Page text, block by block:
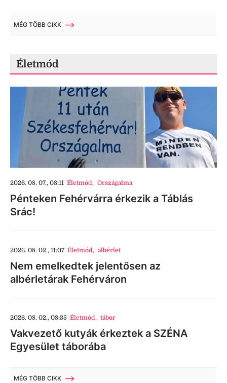
MÉG TÖBB CIKK
Életmód
2026. 08. 07., 08:11 Életmód, Országalma
Pénteken Fehérvárra érkezik a Táblás
Srác!
2026. 08. 02., 11:07 Életmód, albérlet
Nem emelkedtek jelentősen az
albérletárak Fehérváron
2026. 08. 02., 08:35 Életmód, tábor
Vakvezető kutyák érkeztek a SZÉNA
Egyesület táborába
MÉG TÖBB CIKK